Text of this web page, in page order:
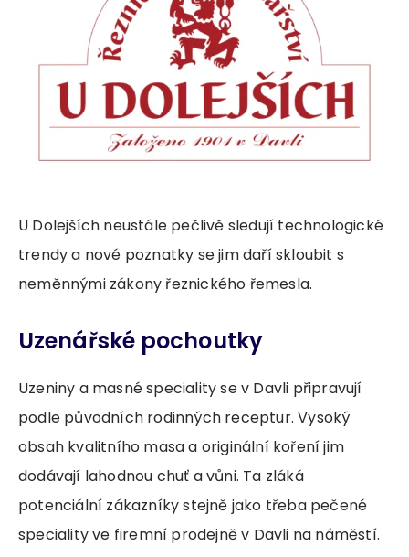
U Dolejších neustále pečlivě sledují technologické
trendy a nové poznatky se jim daří skloubit s
neměnnými zákony řeznického řemesla.
Uzenářské pochoutky
Uzeniny a masné speciality se v Davli připravují
podle původních rodinných receptur. Vysoký
obsah kvalitního masa a originální koření jim
dodávají lahodnou chuť a vůni. Ta zláká
potenciální zákazníky stejně jako třeba pečené
speciality ve firemní prodejně v Davli na náměstí.